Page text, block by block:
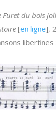
Furet du bois joli
[en ligne],